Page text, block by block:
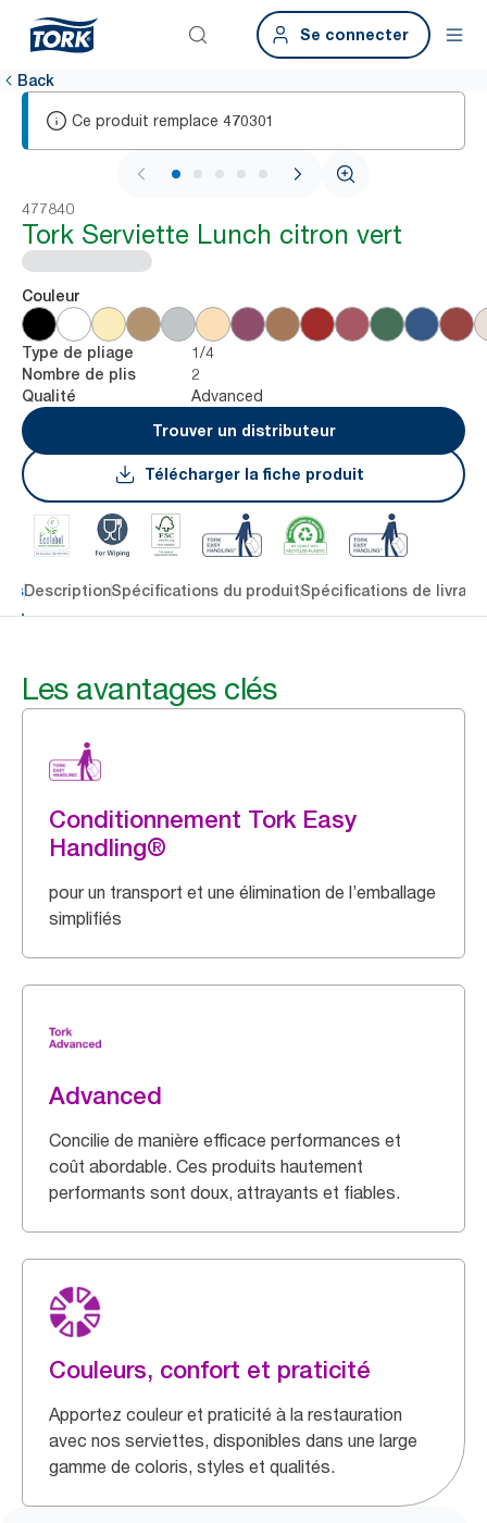
Se connecter
Back
Ce produit remplace 470301
1 / 6
477840
Tork Serviette Lunch citron vert
Couleur
Type de pliage 1/4
Nombre de plis 2
Qualité
Advanced
Trouver un distributeur
Télécharger la fiche produit
DescriptionSpécifications du produitSpécifications de
Les avantages clés
Conditionnement Tork Easy
Handling®
pour un transport et une élimination de l’emballage
simplifiés
Advanced
Concilie de manière efficace performances et
coût abordable. Ces produits hautement
performants sont doux, attrayants et fiables.
Couleurs, confort et praticité
Apportez couleur et praticité à la restauration
avec nos serviettes, disponibles dans une large
gamme de coloris, styles et qualités.